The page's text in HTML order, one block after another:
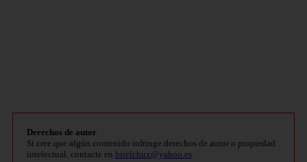
Derechos de autor
Si cree que algún contenido infringe derechos de autor o propiedad
intelectual, contacte en bitelchux@yahoo.es